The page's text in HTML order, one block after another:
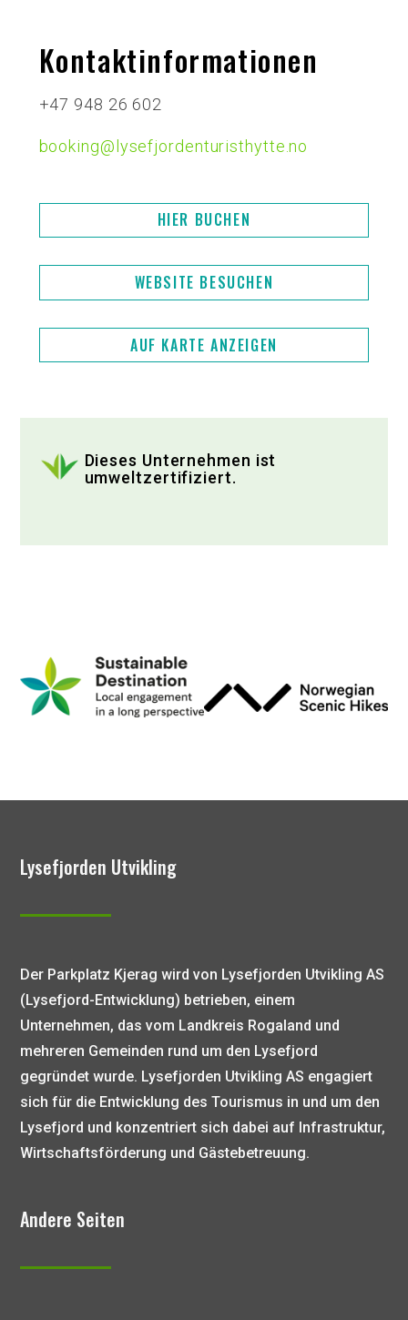
Kontaktinformationen
+47 948 26 602
booking@lysefjordenturisthytte.no
HIER BUCHEN
WEBSITE BESUCHEN
AUF KARTE ANZEIGEN
Dieses Unternehmen ist
umweltzertifiziert.
Lysefjorden Utvikling
Der Parkplatz Kjerag wird von Lysefjorden Utvikling AS
(Lysefjord-Entwicklung) betrieben, einem
Unternehmen, das vom Landkreis Rogaland und
mehreren Gemeinden rund um den Lysefjord
gegründet wurde. Lysefjorden Utvikling AS engagiert
sich für die Entwicklung des Tourismus in und um den
Lysefjord und konzentriert sich dabei auf Infrastruktur,
Wirtschaftsförderung und Gästebetreuung.
Andere Seiten